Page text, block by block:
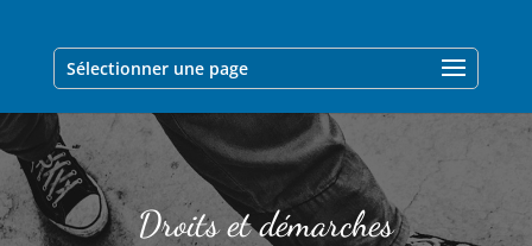
Sélectionner une page
Droits et démarches